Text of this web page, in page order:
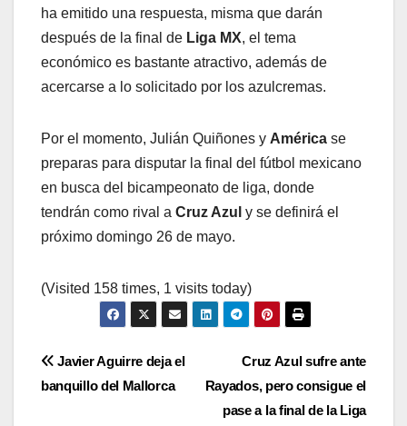
ha emitido una respuesta, misma que darán
después de la final de Liga MX, el tema
económico es bastante atractivo, además de
acercarse a lo solicitado por los azulcremas.
Por el momento, Julián Quiñones y América se
preparas para disputar la final del fútbol mexicano
en busca del bicampeonato de liga, donde
tendrán como rival a Cruz Azul y se definirá el
próximo domingo 26 de mayo.
(Visited 158 times, 1 visits today)
Navegación
de
Cruz Azul sufre ante
Rayados, pero consigue el
pase a la final de la Liga
Javier Aguirre deja el
banquillo del Mallorca